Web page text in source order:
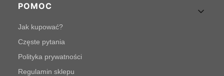
POMOC
Jak kupować?
Częste pytania
Polityka prywatności
Regulamin sklepu